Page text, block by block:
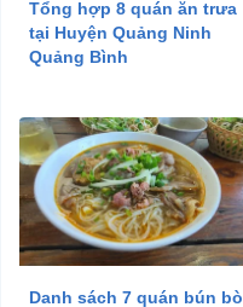
Chủ
đề
Quán Cơm
Nhà Hàng
Quán Cafe
Quán Cafe Yên Tĩnh
Tổng hợp 8 quán ăn trưa
tại Huyện Quảng Ninh
Quảng Bình
Danh sách 7 quán bún bò